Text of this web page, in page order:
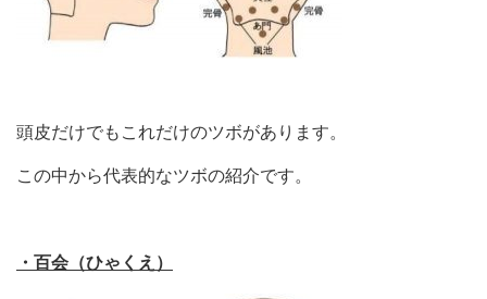
頭皮だけでもこれだけのツボがあります。
この中から代表的なツボの紹介です。
・百会（ひゃくえ）